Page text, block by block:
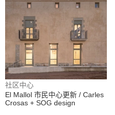
社区中心
El Mallol 市民中心更新 / Carles
Crosas + SOG design